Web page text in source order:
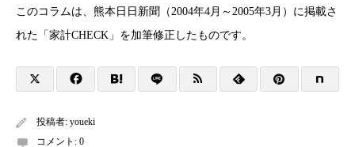
このコラムは、熊本日日新聞（2004年4月～2005年3月）に掲載さ
れた「家計CHECK」を加筆修正したものです。
投稿者: youeki
コメント: 0